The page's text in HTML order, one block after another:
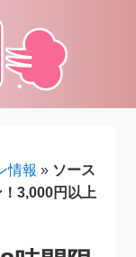
情報 » ソース
3,000円以上